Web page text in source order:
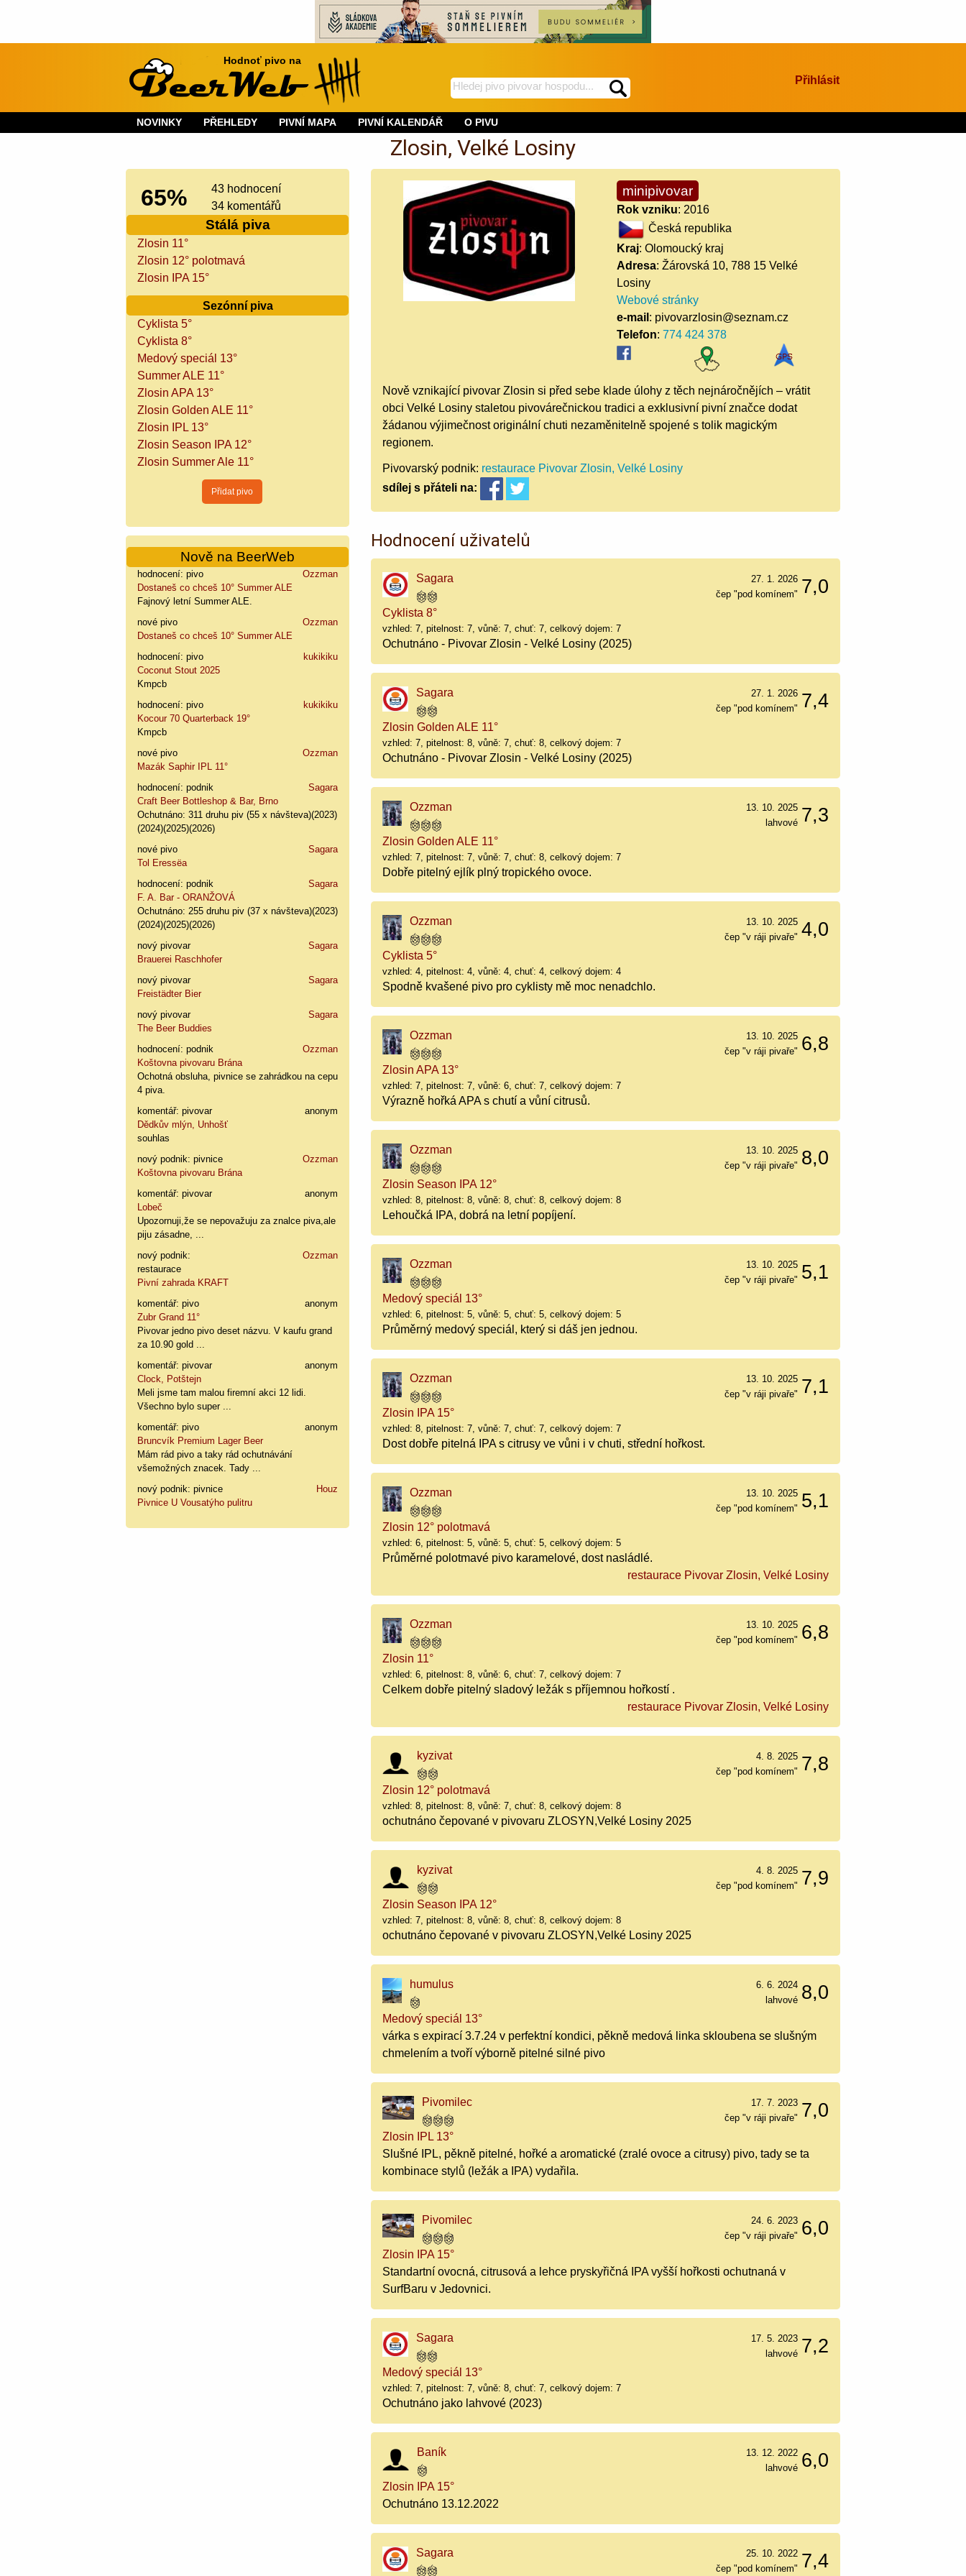
Hodnoť pivo na
hledej
BeerWeb
spustí
Přihlásit
NOVINKY PŘEHLEDY PIVNÍ MAPA PIVNÍ KALENDÁŘ O PIVU
Zlosin, Velké Losiny
65%
43 hodnocení
34 komentářů
Stálá piva
Zlosin 11°
Zlosin 12° polotmavá
Zlosin IPA 15°
Sezónní piva
Cyklista 5°
Cyklista 8°
Medový speciál 13°
Summer ALE 11°
Zlosin APA 13°
Zlosin Golden ALE 11°
Zlosin IPL 13°
Zlosin Season IPA 12°
Zlosin Summer Ale 11°
Nově na BeerWeb
hodnocení: pivo
Ozzman
Dostaneš co chceš 10° Summer ALE
Fajnový letní Summer ALE.
nové pivo
Ozzman
Dostaneš co chceš 10° Summer ALE
hodnocení: pivo
kukikiku
Coconut Stout 2025
Kmpcb
hodnocení: pivo
kukikiku
Kocour 70 Quarterback 19°
Kmpcb
nové pivo
Ozzman
Mazák Saphir IPL 11°
hodnocení: podnik
Sagara
Craft Beer Bottleshop & Bar, Brno
Ochutnáno: 311 druhu piv (55 x návšteva)(2023)
(2024)(2025)(2026)
nové pivo
Sagara
Tol Eressëa
hodnocení: podnik
Sagara
F. A. Bar - ORANŽOVÁ
Ochutnáno: 255 druhu piv (37 x návšteva)(2023)
(2024)(2025)(2026)
nový pivovar
Sagara
Brauerei Raschhofer
nový pivovar
Sagara
Freistädter Bier
nový pivovar
Sagara
The Beer Buddies
hodnocení: podnik
Ozzman
Koštovna pivovaru Brána
Ochotná obsluha, pivnice se zahrádkou na cepu
4 piva.
komentář: pivovar
anonym
Dědkův mlýn, Unhošť
souhlas
nový podnik: pivnice
Ozzman
Koštovna pivovaru Brána
komentář: pivovar
anonym
Lobeč
Upozornuji,že se nepovažuju za znalce piva,ale
piju zásadne, ...
nový podnik:
restaurace
Ozzman
Pivní zahrada KRAFT
komentář: pivo
anonym
Zubr Grand 11°
Pivovar jedno pivo deset názvu. V kaufu grand
za 10.90 gold ...
komentář: pivovar
anonym
Clock, Potštejn
Meli jsme tam malou firemní akci 12 lidi.
Všechno bylo super ...
komentář: pivo
anonym
Bruncvík Premium Lager Beer
Mám rád pivo a taky rád ochutnávání
všemožných znacek. Tady ...
nový podnik: pivnice
Houz
Pivnice U Vousatýho pulitru
minipivovar
Rok vzniku: 2016
Česká republika
Kraj: Olomoucký kraj
Adresa: Žárovská 10, 788 15 Velké
Losiny
Webové stránky
e-mail : pivovarzlosin@seznam.cz
Telefon: 774 424 378
Nově vznikající pivovar Zlosin si před sebe klade úlohy z těch nejnáročnějích – vrátit
obci Velké Losiny staletou pivovárečnickou tradici a exklusivní pivní značce dodat
žádanou výjimečnost originální chuti nezaměnitelně spojené s tolik magickým
regionem.
Pivovarský podnik: restaurace Pivovar Zlosin, Velké Losiny
sdílej s přáteli na:
Hodnocení uživatelů
Sagara 7,0
27. 1. 2026
čep "pod komínem"
Cyklista 8°
vzhled: 7, pitelnost: 7, vůně: 7, chuť: 7, celkový dojem: 7
Ochutnáno - Pivovar Zlosin - Velké Losiny (2025)
Sagara 7,4
27. 1. 2026
čep "pod komínem"
Zlosin Golden ALE 11°
vzhled: 7, pitelnost: 8, vůně: 7, chuť: 8, celkový dojem: 7
Ochutnáno - Pivovar Zlosin - Velké Losiny (2025)
Ozzman 7,3
13. 10. 2025
lahvové
Zlosin Golden ALE 11°
vzhled: 7, pitelnost: 7, vůně: 7, chuť: 8, celkový dojem: 7
Dobře pitelný ejlík plný tropického ovoce.
Ozzman 4,0
13. 10. 2025
čep "v ráji pivaře"
Cyklista 5°
vzhled: 4, pitelnost: 4, vůně: 4, chuť: 4, celkový dojem: 4
Spodně kvašené pivo pro cyklisty mě moc nenadchlo.
Ozzman 6,8
13. 10. 2025
čep "v ráji pivaře"
Zlosin APA 13°
vzhled: 7, pitelnost: 7, vůně: 6, chuť: 7, celkový dojem: 7
Výrazně hořká APA s chutí a vůní citrusů.
Ozzman 8,0
13. 10. 2025
čep "v ráji pivaře"
Zlosin Season IPA 12°
vzhled: 8, pitelnost: 8, vůně: 8, chuť: 8, celkový dojem: 8
Lehoučká IPA, dobrá na letní popíjení.
Ozzman 5,1
13. 10. 2025
čep "v ráji pivaře"
Medový speciál 13°
vzhled: 6, pitelnost: 5, vůně: 5, chuť: 5, celkový dojem: 5
Průměrný medový speciál, který si dáš jen jednou.
Ozzman 7,1
13. 10. 2025
čep "v ráji pivaře"
Zlosin IPA 15°
vzhled: 8, pitelnost: 7, vůně: 7, chuť: 7, celkový dojem: 7
Dost dobře pitelná IPA s citrusy ve vůni i v chuti, střední hořkost.
Ozzman 5,1
13. 10. 2025
čep "pod komínem"
Zlosin 12° polotmavá
vzhled: 6, pitelnost: 5, vůně: 5, chuť: 5, celkový dojem: 5
Průměrné polotmavé pivo karamelové, dost nasládlé.
restaurace Pivovar Zlosin, Velké Losiny
Ozzman 6,8
13. 10. 2025
čep "pod komínem"
Zlosin 11°
vzhled: 6, pitelnost: 8, vůně: 6, chuť: 7, celkový dojem: 7
Celkem dobře pitelný sladový ležák s příjemnou hořkostí .
restaurace Pivovar Zlosin, Velké Losiny
kyzivat 7,8
4. 8. 2025
čep "pod komínem"
Zlosin 12° polotmavá
vzhled: 8, pitelnost: 8, vůně: 7, chuť: 8, celkový dojem: 8
ochutnáno čepované v pivovaru ZLOSYN,Velké Losiny 2025
kyzivat 7,9
4. 8. 2025
čep "pod komínem"
Zlosin Season IPA 12°
vzhled: 7, pitelnost: 8, vůně: 8, chuť: 8, celkový dojem: 8
ochutnáno čepované v pivovaru ZLOSYN,Velké Losiny 2025
humulus 8,0
6. 6. 2024
lahvové
Medový speciál 13°
várka s expirací 3.7.24 v perfektní kondici, pěkně medová linka skloubena se slušným
chmelením a tvoří výborně pitelné silné pivo
Pivomilec 7,0
17. 7. 2023
čep "v ráji pivaře"
Zlosin IPL 13°
Slušné IPL, pěkně pitelné, hořké a aromatické (zralé ovoce a citrusy) pivo, tady se ta
kombinace stylů (ležák a IPA) vydařila.
Pivomilec 6,0
24. 6. 2023
čep "v ráji pivaře"
Zlosin IPA 15°
Standartní ovocná, citrusová a lehce pryskyřičná IPA vyšší hořkosti ochutnaná v
SurfBaru v Jedovnici.
Sagara 7,2
17. 5. 2023
lahvové
Medový speciál 13°
vzhled: 7, pitelnost: 7, vůně: 8, chuť: 7, celkový dojem: 7
Ochutnáno jako lahvové (2023)
Baník 6,0
13. 12. 2022
lahvové
Zlosin IPA 15°
Ochutnáno 13.12.2022
Sagara 7,4
25. 10. 2022
čep "pod komínem"